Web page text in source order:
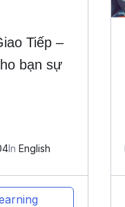
Tiếp –
bạn sự
In English